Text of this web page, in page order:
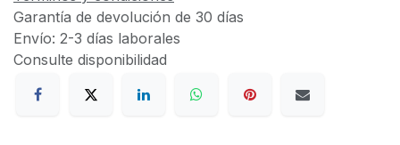
Garantía de devolución de 30 días
Envío: 2-3 días laborales
Consulte disponibilidad